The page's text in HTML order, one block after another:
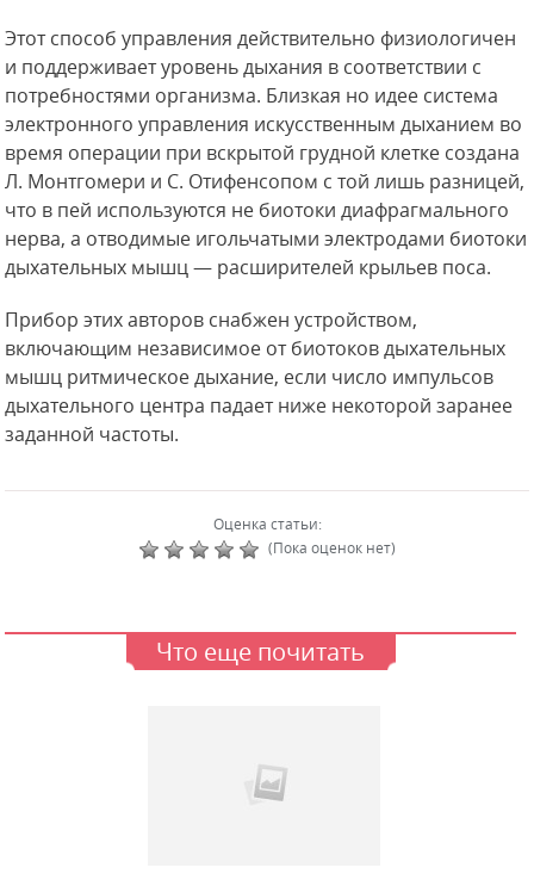
Этот способ управления действительно физиологичен
и поддерживает уровень дыхания в соответствии с
потребностями организма. Близкая но идее система
электронного управления искусственным дыханием во
время операции при вскрытой грудной клетке создана
Л. Монтгомери и С. Отифенсопом с той лишь разницей,
что в пей используются не биотоки диафрагмального
нерва, а отводимые игольчатыми электродами биотоки
дыхательных мышц — расширителей крыльев поса.
Прибор этих авторов снабжен устройством,
включающим независимое от биотоков дыхательных
мышц ритмическое дыхание, если число импульсов
дыхательного центра падает ниже некоторой заранее
заданной частоты.
Оценка статьи:
(Пока оценок нет)
Что еще почитать